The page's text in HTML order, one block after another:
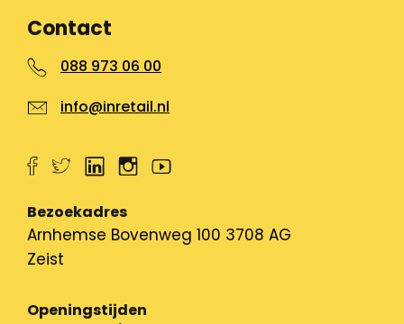
Contact
088 973 06 00
info@inretail.nl
Bezoekadres
Arnhemse Bovenweg 100 3708 AG
Zeist
Openingstijden